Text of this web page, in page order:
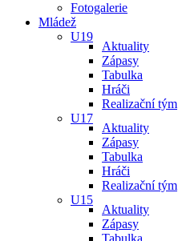
Fotogalerie
Mládež
U19
Aktuality
Zápasy
Tabulka
Hráči
Realizační tým
U17
Aktuality
Zápasy
Tabulka
Hráči
Realizační tým
U15
Aktuality
Zápasy
Tabulka